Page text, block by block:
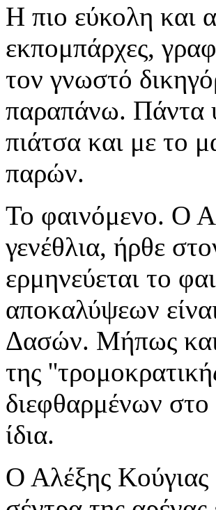
Η πιο εύκολη και
εκπομπάρχες,
τον γνωστό
παραπάνω. Πάντα
πιάτσα και με το
παρών.
Το φαινόμενο. Ο
γενέθλια, ήρθε
ερμηνεύεται το
αποκαλύψεων
Δασών. Μήπως και
της
διεφθαρμένων
ίδια.
Ο Αλέξης Κούγιας